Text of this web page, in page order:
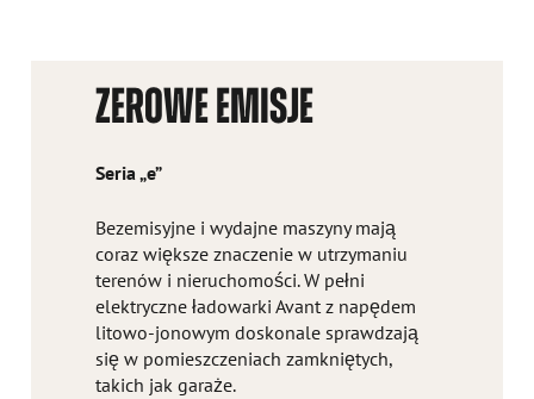
ZEROWE EMISJE
Seria „e”
Bezemisyjne i wydajne maszyny mają
coraz większe znaczenie w utrzymaniu
terenów i nieruchomości. W pełni
elektryczne ładowarki Avant z napędem
litowo-jonowym doskonale sprawdzają
się w pomieszczeniach zamkniętych,
takich jak garaże.